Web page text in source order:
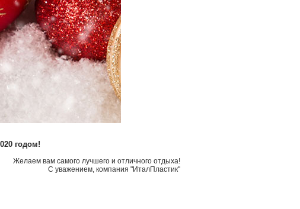
годом!
Желаем вам самого лучшего и отличного отдыха!
С уважением, компания "ИталПластик"